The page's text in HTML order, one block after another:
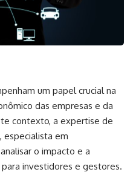
um papel crucial na
das empresas e da
contexto, a expertise de
, especialista em
o impacto e a
investidores e gestores.